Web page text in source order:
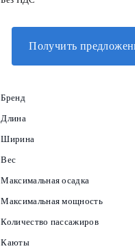
Получить
Бренд
Длина
Ширина
Вес
Максимальная осадка
Максимальная мощность
Количество пассажиров
Каюты